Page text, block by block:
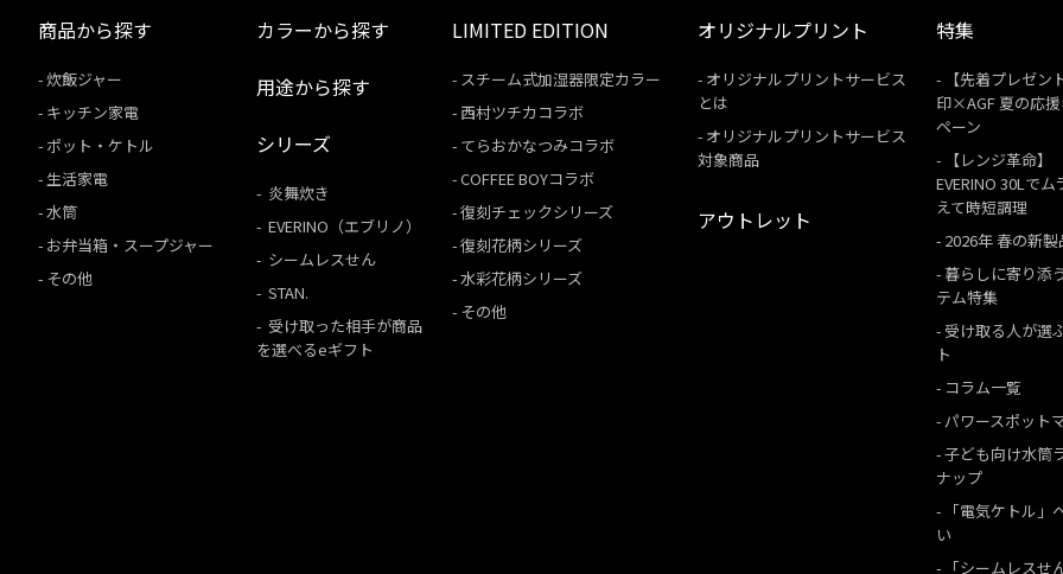
商品から探す
炊飯ジャー
キッチン家電
ポット・ケトル
生活家電
水筒
お弁当箱・スープジャー
その他
カラーから探す
用途から探す
シリーズ
炎舞炊き
EVERINO（エブリノ）
シームレスせん
STAN.
受け取った相手が商品
を選べるeギフト
LIMITED EDITION
スチーム式加湿器限定カラー
西村ツチカコラボ
てらおかなつみコラボ
COFFEE BOYコラボ
復刻チェックシリーズ
復刻花柄シリーズ
水彩花柄シリーズ
その他
オリジナルプリント
オリジナルプリントサービス
とは
オリジナルプリントサービス
対象商品
アウトレット
特集
【先着プレゼン
印×AGF 夏の応
ペーン
【レンジ革命】
EVERINO 30Lでム
えて時短調理
2026年 春の新製
暮らしに寄り添
テム特集
受け取る人が選
ト
コラム一覧
パワースポット
子ども向け水筒
ナップ
「電気ケトル」
い
「シームレスせ